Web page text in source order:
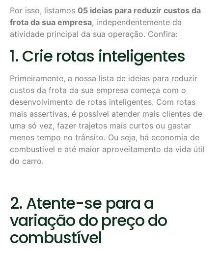
Por isso, listamos 05 ideias para reduzir custos da
frota da sua empresa, independentemente da
atividade principal da sua operação. Confira:
1. Crie rotas inteligentes
Primeiramente, a nossa lista de ideias para reduzir
custos da frota da sua empresa começa com o
desenvolvimento de rotas inteligentes. Com rotas
mais assertivas, é possível atender mais clientes de
uma só vez, fazer trajetos mais curtos ou gastar
menos tempo no trânsito. Ou seja, há economia de
combustível e até maior aproveitamento da vida útil
do carro.
2. Atente-se para a
variação do preço do
combustível